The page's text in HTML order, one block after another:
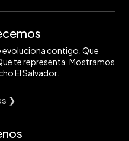
evoluciona contigo. Que
te representa. Mostramos
El Salvador.
❯